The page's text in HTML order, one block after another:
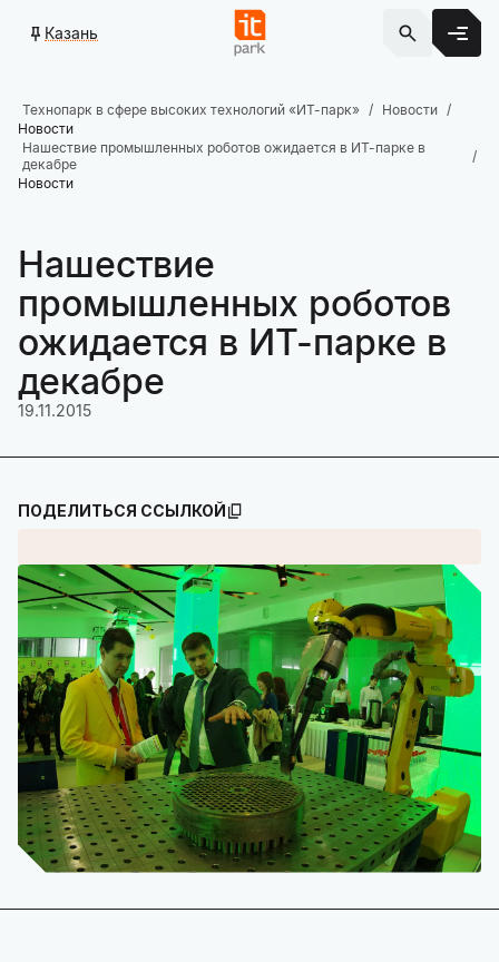
Казань
Технопарк в сфере высоких технологий «ИТ-парк»
Новости
Новости
Нашествие промышленных роботов ожидается в ИТ-парке в
декабре
Новости
Нашествие
промышленных роботов
ожидается в ИТ-парке в
декабре
19.11.2015
ПОДЕЛИТЬСЯ ССЫЛКОЙ